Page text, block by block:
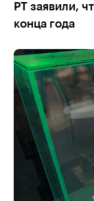
РТ заявили,
конца года